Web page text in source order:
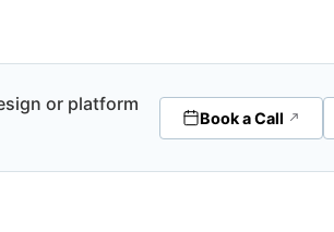
or platform
Book a Call